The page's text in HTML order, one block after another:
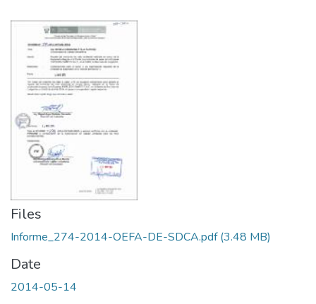
Files
Informe_274-2014-OEFA-DE-SDCA.pdf(3.48 MB)
Date
2014-05-14